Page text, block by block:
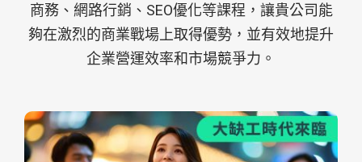
商務、網路行銷、SEO優化等課程，讓貴公司能
夠在激烈的商業戰場上取得優勢，並有效地提升
企業營運效率和市場競爭力。